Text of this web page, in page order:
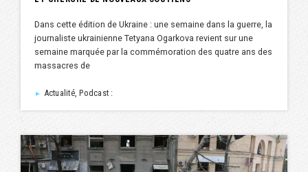
Dans cette édition de Ukraine : une semaine dans la guerre, la
journaliste ukrainienne Tetyana Ogarkova revient sur une
semaine marquée par la commémoration des quatre ans des
massacres de
► Actualité, Podcast :